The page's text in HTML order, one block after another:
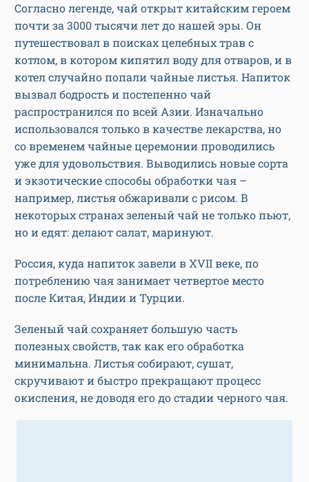
Согласно легенде, чай открыт китайским героем
почти за 3000 тысячи лет до нашей эры. Он
путешествовал в поисках целебных трав с
котлом, в котором кипятил воду для отваров, и в
котел случайно попали чайные листья. Напиток
вызвал бодрость и постепенно чай
распространился по всей Азии. Изначально
использовался только в качестве лекарства, но
со временем чайные церемонии проводились
уже для удовольствия. Выводились новые сорта
и экзотические способы обработки чая –
например, листья обжаривали с рисом. В
некоторых странах зеленый чай не только пьют,
но и едят: делают салат, маринуют.
Россия, куда напиток завели в XVII веке, по
потреблению чая занимает четвертое место
после Китая, Индии и Турции.
Зеленый чай сохраняет большую часть
полезных свойств, так как его обработка
минимальна. Листья собирают, сушат,
скручивают и быстро прекращают процесс
окисления, не доводя его до стадии черного чая.